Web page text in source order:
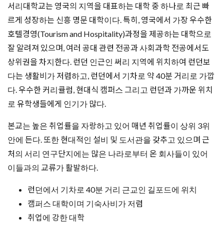
서리대학교는 영국의 지역을 대표하는 대학 중 하나로 최근 빠
르게 성장하는 신흥 명문 대학이다. 특히, 영국에서 가장 우수한
호텔경영(Tourism and Hospitality)과정을 제공하는 대학으로
잘 알려져 있으며, 여러 공대 관련 전공과 사회과학 전공에서도
상위권을 차지한다. 런던 인근인 써리 지역에 위치하여 런던보
다는 생활비가 저렴하고, 런던에서 기차로 약 40분 거리로 가깝
다. 우수한 커리큘럼, 현대식 캠퍼스 그리고 런던과 가까운 위치
로 유학생들에게 인기가 많다.
본교는 높은 취업률을 자랑하고 있어 매년 취업률이 상위 3위
안에 든다. 또한 현대적인 설비 및 도서관을 갖추고 있으며 근
처의 서리 연구단지에는 많은 나라로부터 온 회사들이 있어
이들과의 교류가 활발하다.
런던에서 기차로 40분 거리 근교인 길포드에 위치
캠퍼스 대학이며 기숙사비가 저렴
취업에 강한 대학